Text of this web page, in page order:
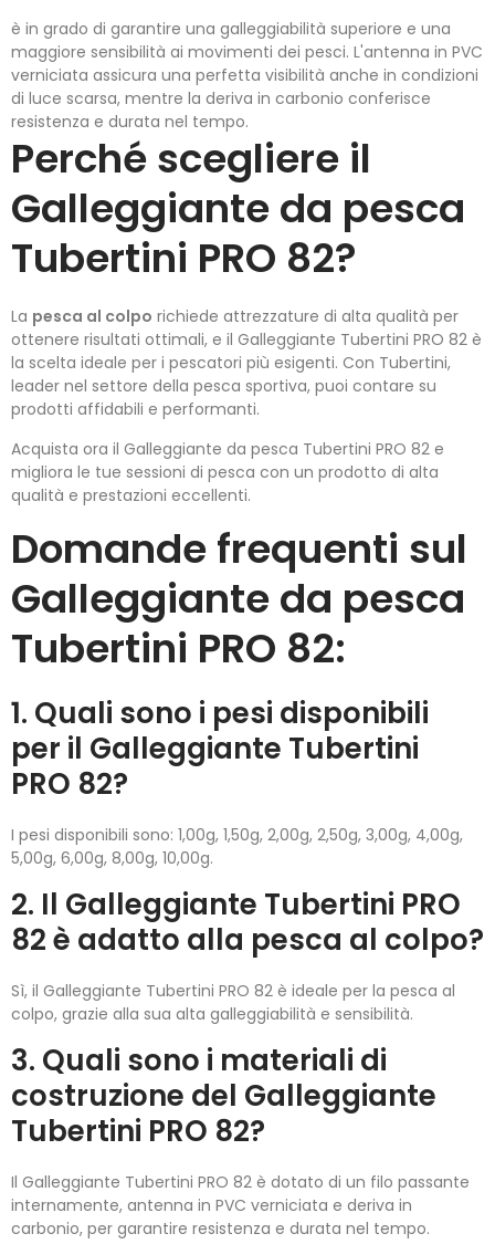
è in grado di garantire una galleggiabilità superiore e una
maggiore sensibilità ai movimenti dei pesci. L'antenna in PVC
verniciata assicura una perfetta visibilità anche in condizioni
di luce scarsa, mentre la deriva in carbonio conferisce
resistenza e durata nel tempo.
Perché scegliere il
Galleggiante da pesca
Tubertini PRO 82?
La pesca al colpo richiede attrezzature di alta qualità per
ottenere risultati ottimali, e il Galleggiante Tubertini PRO 82 è
la scelta ideale per i pescatori più esigenti. Con Tubertini,
leader nel settore della pesca sportiva, puoi contare su
prodotti affidabili e performanti.
Acquista ora il Galleggiante da pesca Tubertini PRO 82 e
migliora le tue sessioni di pesca con un prodotto di alta
qualità e prestazioni eccellenti.
Domande frequenti sul
Galleggiante da pesca
Tubertini PRO 82:
1. Quali sono i pesi disponibili
per il Galleggiante Tubertini
PRO 82?
I pesi disponibili sono: 1,00g, 1,50g, 2,00g, 2,50g, 3,00g, 4,00g,
5,00g, 6,00g, 8,00g, 10,00g.
2. Il Galleggiante Tubertini PRO
82 è adatto alla pesca al colpo?
Sì, il Galleggiante Tubertini PRO 82 è ideale per la pesca al
colpo, grazie alla sua alta galleggiabilità e sensibilità.
3. Quali sono i materiali di
costruzione del Galleggiante
Tubertini PRO 82?
Il Galleggiante Tubertini PRO 82 è dotato di un filo passante
internamente, antenna in PVC verniciata e deriva in
carbonio, per garantire resistenza e durata nel tempo.